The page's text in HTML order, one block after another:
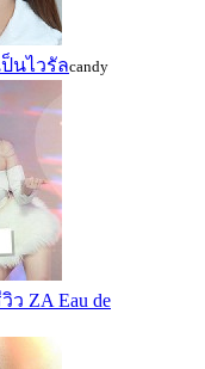
นไวรัลcandy
ZA Eau de